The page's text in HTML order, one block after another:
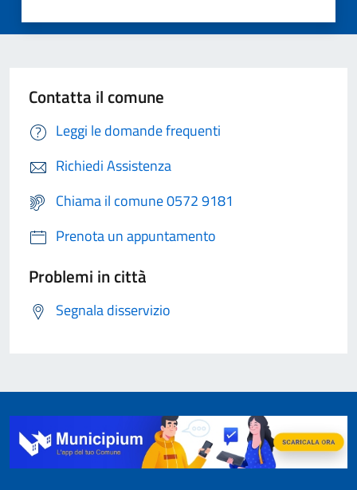
Contatta il comune
Leggi le domande frequenti
Richiedi Assistenza
Chiama il comune 0572 9181
Prenota un appuntamento
Problemi in città
Segnala disservizio